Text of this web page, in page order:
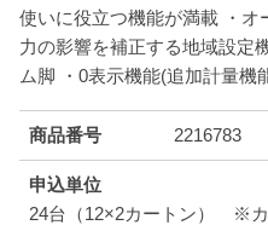
使いに役立つ機能が満載 ・
力の影響を補正する地域設定
ム脚 ・0表示機能(追加計量機
商品番号 2216783
申込単位
24台（12×2カートン） ※